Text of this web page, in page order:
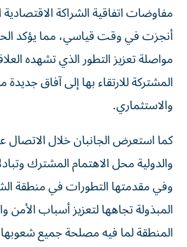
مفاوضات اتفاقية الشراكة الاقتصادية
أنجزت في وقت قياسي، مما يؤكد
مواصلة تعزيز التطور الذي تشهده
المشتركة للارتقاء بها إلى آفاق
والاستثماري.
كما استعرض الجانبان خلال الاتصال
والدولية محل الاهتمام المشترك
وفي مقدمتها التطورات في منطقة
المبذولة تجاهها لتعزيز أسباب الأمن
المنطقة لما فيه مصلحة جميع شعوبها